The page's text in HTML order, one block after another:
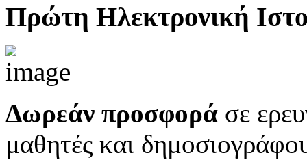
Πρώτη Ηλεκτρονική
Δωρεάν προσφορά σε
μαθητές και